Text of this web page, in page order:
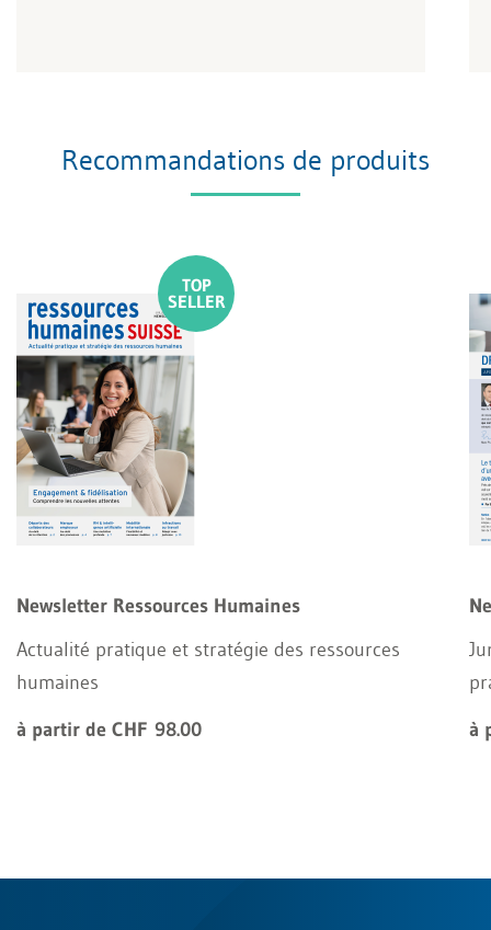
Recommandations de produits
Newsletter Ressources Humaines
Actualité pratique et stratégie des ressources
humaines
à partir de CHF 98.00
à